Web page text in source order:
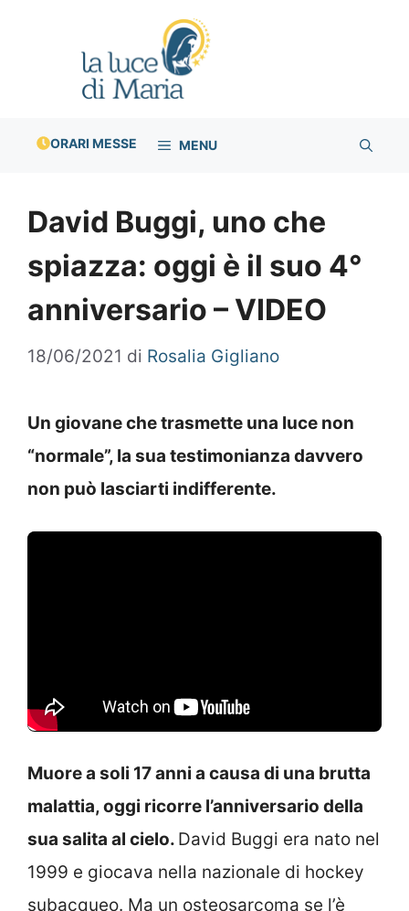
ORARI MESSE MENU
David Buggi, uno che
spiazza: oggi è il suo 4°
anniversario – VIDEO
18/06/2021 di Rosalia Gigliano
Un giovane che trasmette una luce non
“normale”, la sua testimonianza davvero
non può lasciarti indifferente.
Muore a soli 17 anni a causa di una brutta
malattia, oggi ricorre l’anniversario della
sua salita al cielo. David Buggi era nato nel
1999 e giocava nella nazionale di hockey
subacqueo. Ma un osteosarcoma se l’è